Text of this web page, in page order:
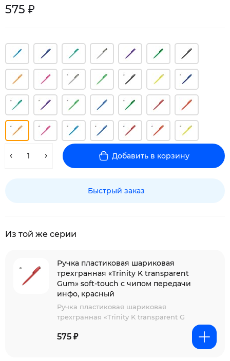
575 ₽
Добавить в корзину
Быстрый заказ
Из той же серии
Ручка пластиковая шариковая
трехгранная «Trinity K transparent
Gum» soft-touch с чипом передачи
инфо, красный
Ручка пластиковая шариковая
трехгранная «Trinity K transparent G
575 ₽